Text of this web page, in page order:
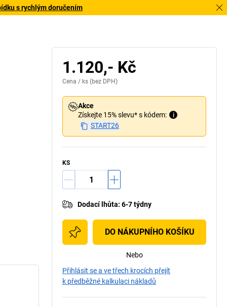
s rychlým doručením
1.120,- Kč
Cena / ks (bez DPH)
Akce
Získejte 15% slevu* s kódem:
i
START26
KS
Dodací lhůta: 6-7 týdny
DO NÁKUPNÍHO KOŠÍKU
Nebo
Přihlásit se a ve třech krocích přejít
k předběžné kalkulaci nákladů